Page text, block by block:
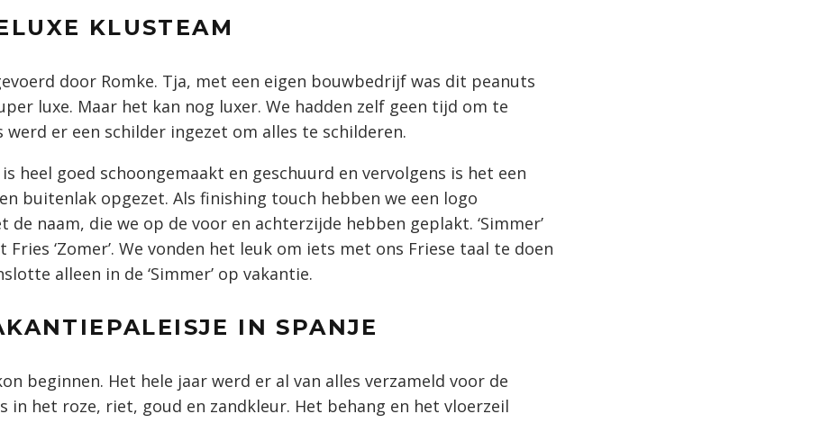
KLUSTEAM
door Romke. Tja, met een eigen bouwbedrijf was dit peanuts
luxe. Maar het kan nog luxer. We hadden zelf geen tijd om te
werd er een schilder ingezet om alles te schilderen.
heel goed schoongemaakt en geschuurd en vervolgens is het een
buitenlak opgezet. Als finishing touch hebben we een logo
de naam, die we op de voor en achterzijde hebben geplakt. ‘Simmer’
‘Zomer’. We vonden het leuk om iets met ons Friese taal te doen
alleen in de ‘Simmer’ op vakantie.
IN SPANJE
beginnen. Het hele jaar werd er al van alles verzameld voor de
in het roze, riet, goud en zandkleur. Het behang en het vloerzeil